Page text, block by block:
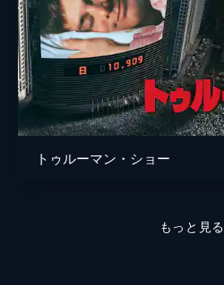
トゥルーマン・ショー
もっと見る